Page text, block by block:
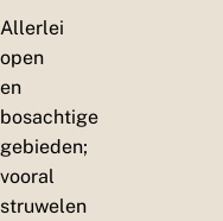
Allerlei
open
en
bosachtige
gebieden;
vooral
struwelen